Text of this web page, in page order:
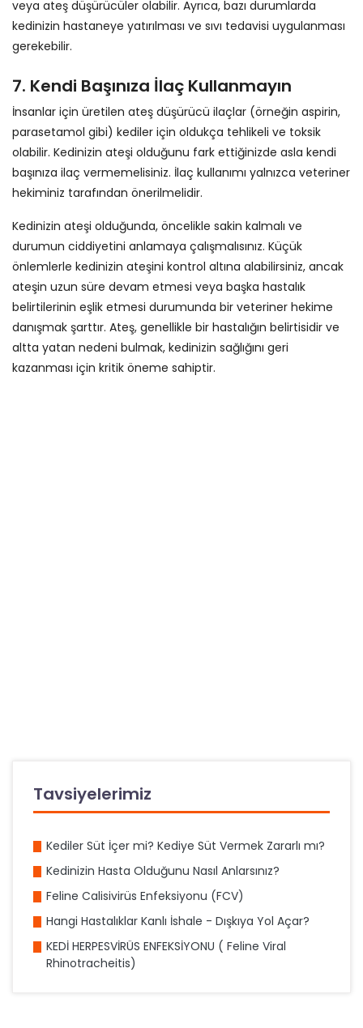
veya ateş düşürücüler olabilir. Ayrıca, bazı durumlarda
kedinizin hastaneye yatırılması ve sıvı tedavisi uygulanması
gerekebilir.
7. Kendi Başınıza İlaç Kullanmayın
İnsanlar için üretilen ateş düşürücü ilaçlar (örneğin aspirin,
parasetamol gibi) kediler için oldukça tehlikeli ve toksik
olabilir. Kedinizin ateşi olduğunu fark ettiğinizde asla kendi
başınıza ilaç vermemelisiniz. İlaç kullanımı yalnızca veteriner
hekiminiz tarafından önerilmelidir.
Kedinizin ateşi olduğunda, öncelikle sakin kalmalı ve
durumun ciddiyetini anlamaya çalışmalısınız. Küçük
önlemlerle kedinizin ateşini kontrol altına alabilirsiniz, ancak
ateşin uzun süre devam etmesi veya başka hastalık
belirtilerinin eşlik etmesi durumunda bir veteriner hekime
danışmak şarttır. Ateş, genellikle bir hastalığın belirtisidir ve
altta yatan nedeni bulmak, kedinizin sağlığını geri
kazanması için kritik öneme sahiptir.
Tavsiyelerimiz
Kediler Süt İçer mi? Kediye Süt Vermek Zararlı mı?
Kedinizin Hasta Olduğunu Nasıl Anlarsınız?
Feline Calisivirüs Enfeksiyonu (FCV)
Hangi Hastalıklar Kanlı İshale - Dışkıya Yol Açar?
KEDİ HERPESVİRÜS ENFEKSİYONU ( Feline Viral
Rhinotracheitis)